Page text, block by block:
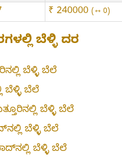
₹ 240000 ⇿ 0
ಬೆಳ್ಳಿ ದರ
ಬೆಳ್ಳಿ ಬೆಲೆ
ಬೆಳ್ಳಿ ಬೆಲೆ
ಬೆಳ್ಳಿ ಬೆಲೆ
ಬೆಳ್ಳಿ ಬೆಲೆ
ಬೆಳ್ಳಿ ಬೆಲೆ